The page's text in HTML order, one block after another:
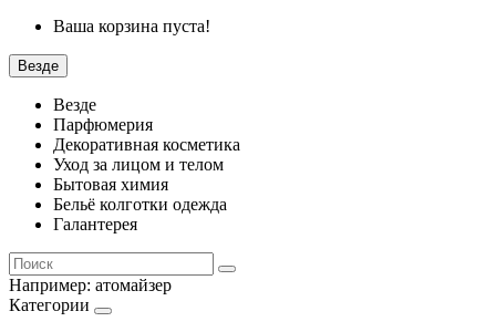
Ваша корзина пуста!
Везде
Везде
Парфюмерия
Декоративная косметика
Уход за лицом и телом
Бытовая химия
Бельё колготки одежда
Галантерея
Например: атомайзер
Категории